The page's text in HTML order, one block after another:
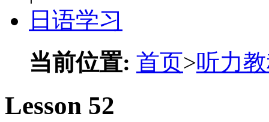
日语学习
当前位置: 首页>听力
Lesson 52